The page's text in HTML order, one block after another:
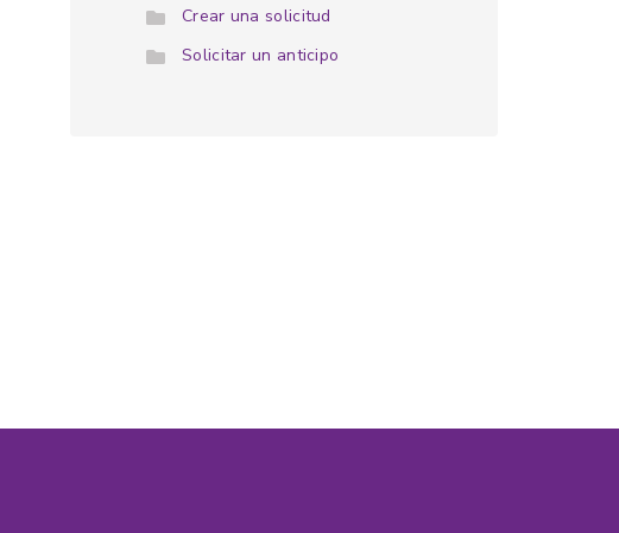
Crear una solicitud
Solicitar un anticipo